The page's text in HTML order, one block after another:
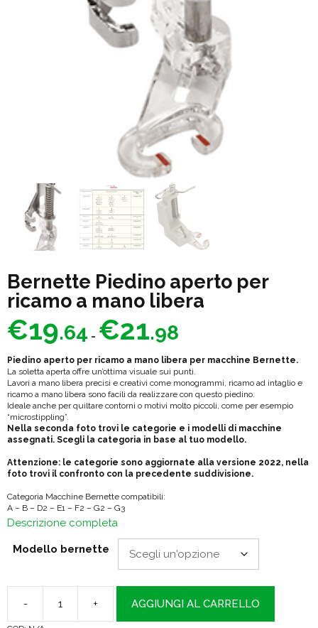
Bernette Piedino aperto per
ricamo a mano libera
€19.64 - €21.98
da
€19.64
a
€21.98
Piedino aperto per ricamo a mano libera per macchine Bernette.
La soletta aperta offre un’ottima visuale sui punti.
Lavori a mano libera precisi e creativi come monogrammi, ricamo ad intaglio e
ricamo a mano libera sono facili da realizzare con questo piedino.
Ideale anche per quiltare contorni o motivi molto piccoli, come per esempio
“microstippling”.
Nella seconda foto trovi le categorie e i modelli di macchine
assegnati. Scegli la categoria in base al tuo modello.
Attenzione: le categorie sono aggiornate alla versione 2022, nella
foto trovi il confronto con la precedente suddivisione.
Categoria Macchine Bernette compatibili:
A – B – D2 – E1 – F2 – G2 – G3
Descrizione completa
Modello bernette
- + AGGIUNGI AL CARRELLO